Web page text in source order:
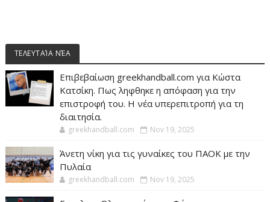
ΤΕΛΕΥΤΑΊΑ ΝΈΑ
Επιβεβαίωση greekhandball.com για Κώστα
Κατσίκη. Πως ληφθηκε η απόφαση για την
επιστροφή του. Η νέα υπερεπιτροπή για τη
διαιτησία.
greekhandball.com Nov 19, 2025
Άνετη νίκη για τις γυναίκες του ΠΑΟΚ με την
Πυλαία
greekhandball.com Nov 19, 2025